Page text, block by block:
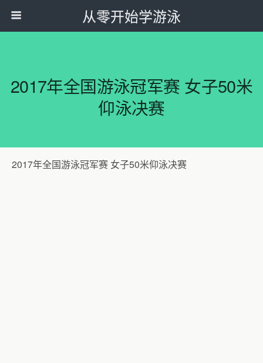
从零开始学游泳
2017年全国游泳冠军赛 女子50米
仰泳决赛
2017年全国游泳冠军赛 女子50米仰泳决赛